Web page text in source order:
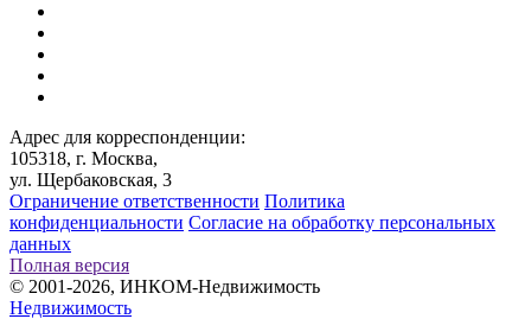
Адрес для корреспонденции:
105318, г. Москва,
ул. Щербаковская, 3
Ограничение ответственности Политика
конфиденциальности Согласие на обработку персональных
данных
Полная версия
© 2001-2026, ИНКОМ-Недвижимость
Недвижимость